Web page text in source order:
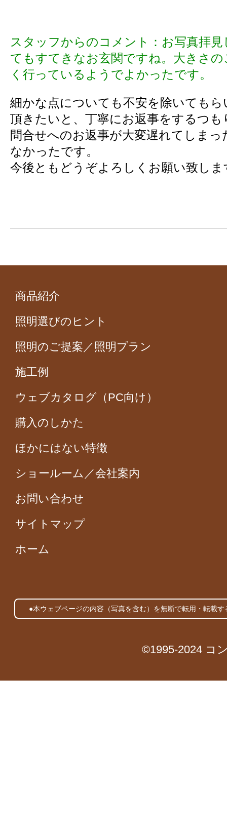
スタッフからのコメント：お写真拝
てもすてきなお玄関ですね。大きさ
く行っているようでよかったです。
細かな点についても不安を除いても
頂きたいと、丁寧にお返事をするつも
問合せへのお返事が大変遅れてしまっ
なかったです。
今後ともどうぞよろしくお願い致しま
商品紹介
照明選びのヒント
照明のご提案／照明プラン
施工例
ウェブカタログ（PC向け）
購入のしかた
ほかにはない特徴
ショールーム／会社案内
お問い合わせ
サイトマップ
ホーム
●本ウェブページの内容（写真を含む）を無断で転用・転載
©1995-2024 コ